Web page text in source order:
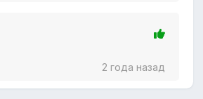
2 года назад